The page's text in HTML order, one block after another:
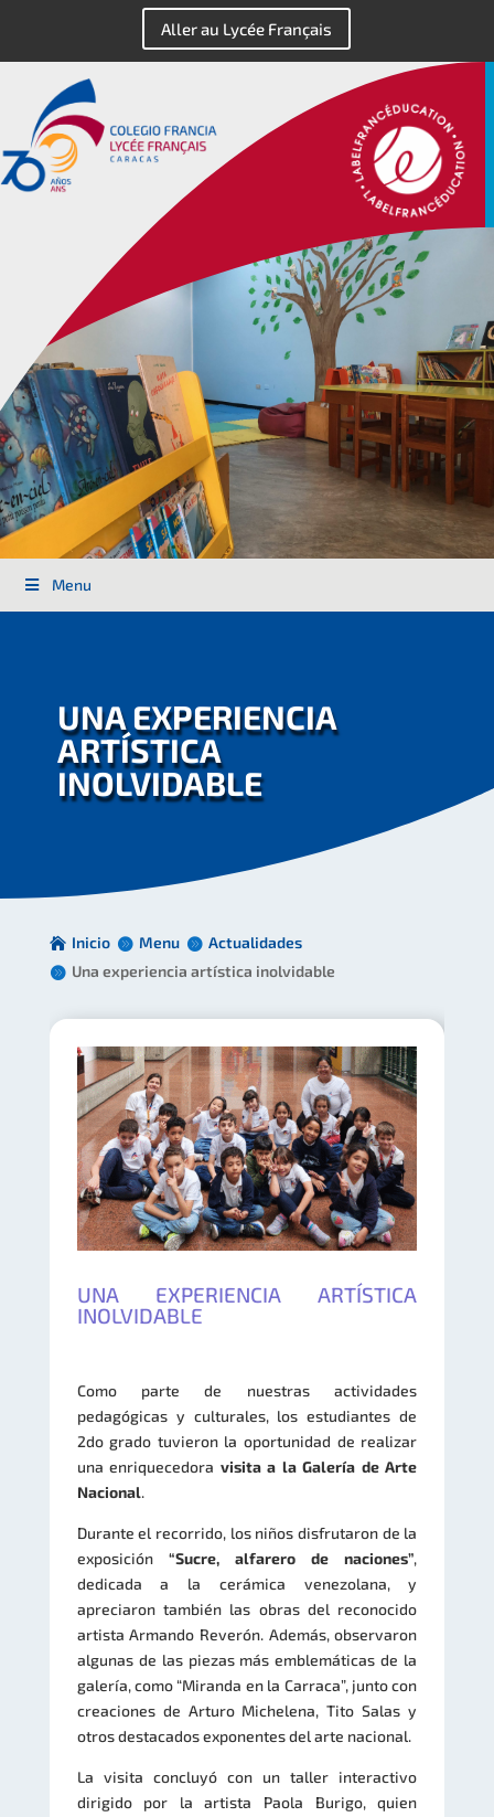
Aller au Lycée Français
Menu
UNA EXPERIENCIA
ARTÍSTICA
INOLVIDABLE
Inicio Menu
Actualidades
Una experiencia artística inolvidable
UNA EXPERIENCIA ARTÍSTICA
INOLVIDABLE
Como parte de nuestras actividades
pedagógicas y culturales, los estudiantes de
2do grado tuvieron la oportunidad de realizar
una enriquecedora visita a la Galería de Arte
Nacional.
Durante el recorrido, los niños disfrutaron de la
exposición “Sucre, alfarero de naciones”,
dedicada a la cerámica venezolana, y
apreciaron también las obras del reconocido
artista Armando Reverón. Además, observaron
algunas de las piezas más emblemáticas de la
galería, como “Miranda en la Carraca”, junto con
creaciones de Arturo Michelena, Tito Salas y
otros destacados exponentes del arte nacional.
La visita concluyó con un taller interactivo
dirigido por la artista Paola Burigo, quien